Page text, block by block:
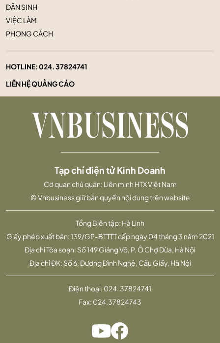
DÂN SINH
VIỆC LÀM
PHONG CÁCH
HOTLINE:024. 37824741
LIÊN HỆ QUẢNG CÁO
Tổng Biên tập: Hà Linh
Giấy phép xuất bản: 139/GP-BTTTT cấp ngày 04 tháng 3 năm 2021
Địa chỉ Tòa soạn: Số 149 Giảng Võ, P. Ô Chợ Dừa, Hà Nội
Địa chỉ ĐK: Số 6, Dương Đình Nghệ, Cầu Giấy, Hà Nội
Tạp chí điện tử Kinh Doanh
Cơ quan chủ quản: Liên minh HTX Việt Nam
© Vnbusiness giữ bản quyền nội dung trên website
Điện thoại: 024. 37824741
Fax: 024.37824743